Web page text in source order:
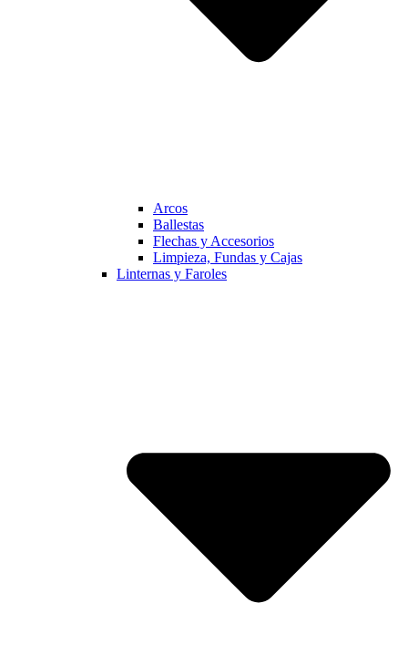
Arcos
Ballestas
Flechas y Accesorios
Limpieza, Fundas y Cajas
Linternas y Faroles